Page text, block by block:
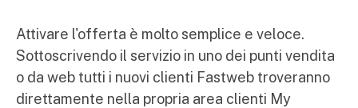
Attivare l'offerta è molto semplice e veloce.
Sottoscrivendo il servizio in uno dei punti vendita
o da web tutti i nuovi clienti Fastweb troveranno
direttamente nella propria area clienti My